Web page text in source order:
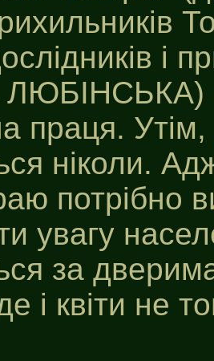
і
праця.
ніколи.
потрібно
увагу
за
і квіти не